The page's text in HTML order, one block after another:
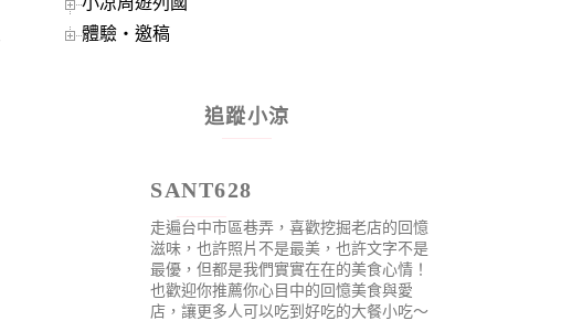
體驗‧邀稿
追蹤小涼
SANT628
走遍台中市區巷弄，喜歡挖掘老店的回憶
滋味，也許照片不是最美，也許文字不是
最優，但都是我們實實在在的美食心情！
也歡迎你推薦你心目中的回憶美食與愛
店，讓更多人可以吃到好吃的大餐小吃～